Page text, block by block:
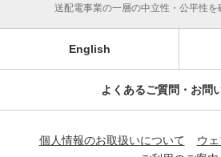
送配電事業の一層の中立性・公平性を
English
よくあるご質問・お問
個人情報のお取扱いについて
ウ